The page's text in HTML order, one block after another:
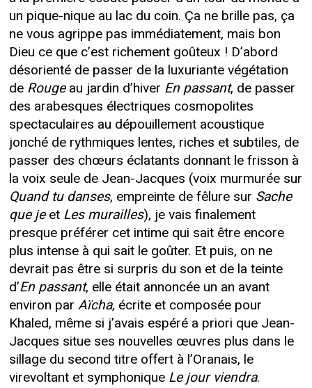
un pique-nique au lac du coin. Ça ne brille pas, ça
ne vous agrippe pas immédiatement, mais bon
Dieu ce que c’est richement goûteux ! D’abord
désorienté de passer de la luxuriante végétation
de Rougeau jardin d’hiver En passant, de passer
des arabesques électriques cosmopolites
spectaculaires au dépouillement acoustique
jonché de rythmiques lentes, riches et subtiles, de
passer des chœurs éclatants donnant le frisson à
la voix seule de Jean-Jacques (voix murmurée sur
Quand tu danses, empreinte de fêlure sur Sache
que jeet Les murailles), je vais finalement
presque préférer cet intime qui sait être encore
plus intense à qui sait le goûter. Et puis, on ne
devrait pas être si surpris du son et de la teinte
d’En passant, elle était annoncée un an avant
environ par Aïcha, écrite et composée pour
Khaled, même si j’avais espéré a priori que Jean-
Jacques situe ses nouvelles œuvres plus dans le
sillage du second titre offert à l’Oranais, le
virevoltant et symphonique Le jour viendra.